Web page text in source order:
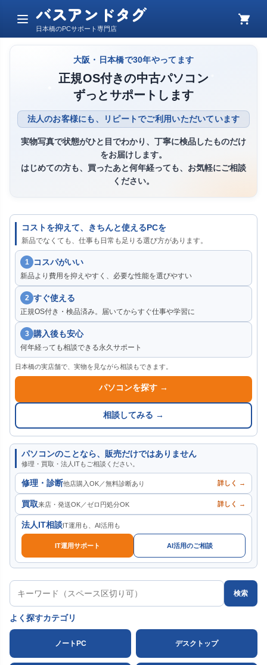
メ
ュ
バスアンドタグ
日本橋のPCサポート専門店
カ
ト
大阪・日本橋で30年やってます
正規OS付きの中古パソコン
ずっとサポートします
法人のお客様にも、リピートでご利用いただいています
実物写真で状態がひと目でわかり、丁寧に検品したものだけ
をお届けします。
はじめての方も、買ったあと何年経っても、お気軽にご相談
ください。
コストを抑えて、きちんと使えるPCを
新品でなくても、仕事も日常も足りる選び方があります。
1 コスパがいい
新品より費用を抑えやすく、必要な性能を選びやすい
2 すぐ使える
正規OS付き・検品済み。届いてからすぐ仕事や学習に
3 購入後も安心
何年経っても相談できる永久サポート
日本橋の実店舗で、実物を見ながら相談もできます。
パソコンを探す →
相談してみる →
パソコンのことなら、販売だけではありません
修理・買取・法人ITもご相談ください。
修理・診断他店購入OK／無料診断あり 詳しく →
買取来店・発送OK／ゼロ円処分OK 詳しく →
法人IT相談IT運用も、AI活用も
IT運用サポート AI活用のご相談
検索
よく探すカテゴリ
ノートPC デスクトップ